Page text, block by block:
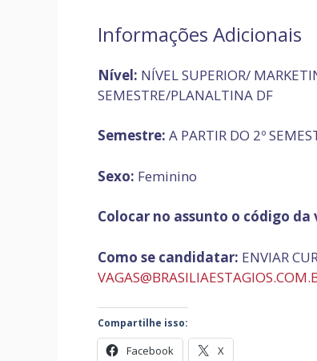
Informações Adicionais
Nível: NÍVEL SUPERIOR/
SEMESTRE/PLANALTINA DF
Semestre: A PARTIR DO 2º
Sexo: Feminino
Colocar no assunto o código da
Como se candidatar: ENVIAR
Compartilhe isso:
Facebook X